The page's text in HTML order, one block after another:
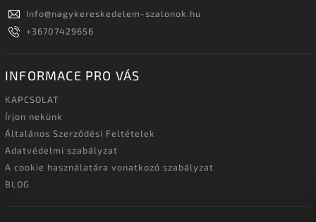
Info@nagykereskedelem-szalonok.hu
+36707429656
INFORMACE PRO VÁS
KAPCSOLAT
Írjon nekünk
Általános Szerződési Feltételek
Adatvédelmi szabályzat
A cookie használatára vonatkozó szabályzat
BLOG